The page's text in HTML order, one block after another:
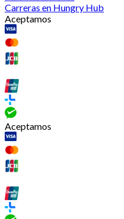
Carreras en Hungry Hub
Aceptamos
Aceptamos